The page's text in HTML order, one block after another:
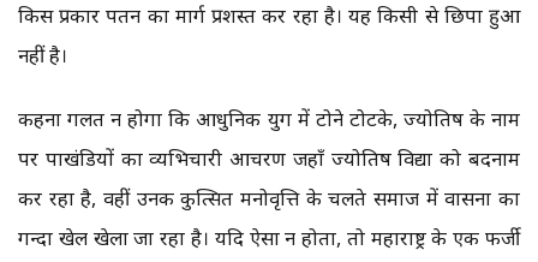
किस प्रकार पतन का मार्ग प्रशस्त कर रहा है। यह किसी से छिपा हुआ
नहीं है।
कहना गलत न होगा कि आधुनिक युग में टोने टोटके, ज्योतिष के नाम
पर पाखंडियों का व्यभिचारी आचरण जहाँ ज्योतिष विद्या को बदनाम
कर रहा है, वहीं उनकी कुत्सित मनोवृत्ति के चलते समाज में वासना का
गन्दा खेल खेला जा रहा है। यदि ऐसा न होता, तो महाराष्ट्र के एक फर्जी